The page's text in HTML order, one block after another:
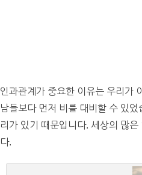
인과관계가 중요한 이유는 우리가
남들보다 먼저 비를 대비할 수 있
리가 있기 때문입니다. 세상의 많
다.